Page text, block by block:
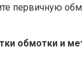
первичную
обмотки и